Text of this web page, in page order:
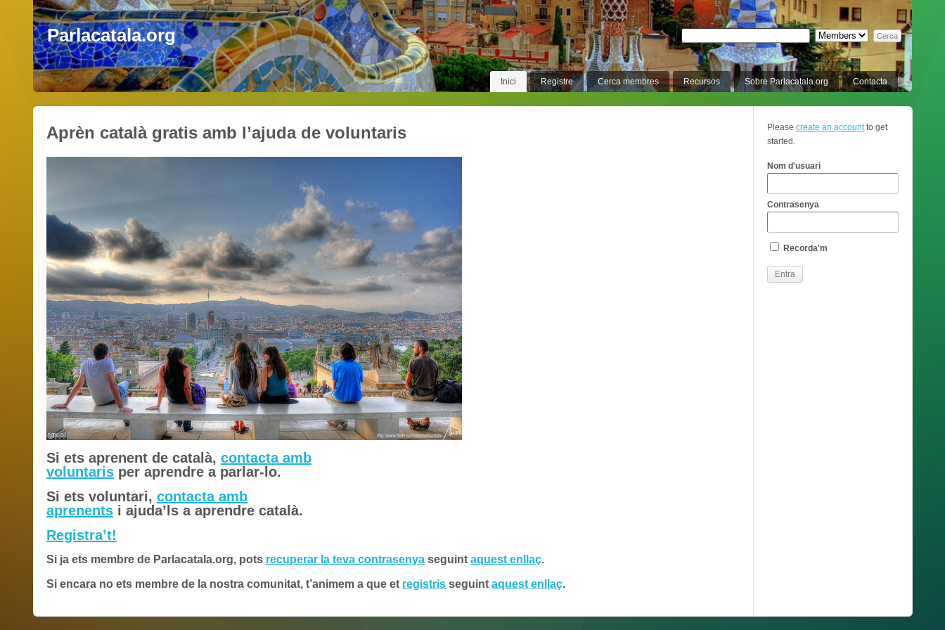
Parlacatala.org
Inici Registre Cerca membres Recursos Sobre Parlacatala.org Contacta
Aprèn català gratis amb l’ajuda de voluntaris
Si ets aprenent de català, contacta amb
voluntaris per aprendre a parlar-lo.
Si ets voluntari, contacta amb
aprenents i ajuda’ls a aprendre català.
Registra’t!
Si ja ets membre de Parlacatala.org, pots recuperar la teva contrasenya seguint aquest enllaç.
Si encara no ets membre de la nostra comunitat, t’animem a que et registris seguint aquest enllaç.
Please create an accountto get
started.
Nom d'usuari
Contrasenya
Recorda'm